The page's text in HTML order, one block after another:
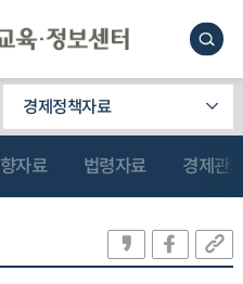
경제정책자료
자료 법령자료 경제관